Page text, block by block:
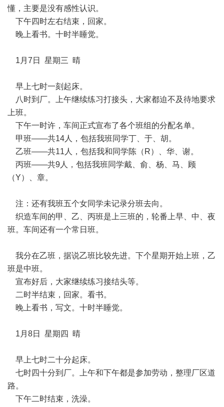
懂，主要是没有感性认识。
下午四时左右结束，回家。
晚上看书。十时半睡觉。
1月7日 星期三 晴
早上七时一刻起床。
八时到厂。上午继续练习打接头，大家都迫不及待地要求
上班。
下午一时许，车间正式宣布了各个班组的分配名单。
甲班——共14人，包括我班同学丁、于、胡。
乙班——共11人，包括我和同学陈（R）、华、谢。
丙班——共9人，包括我班同学戴、俞、杨、马、顾
（Y）、章。
注：还有我班五个女同学未记录分班去向。
织造车间的甲、乙、丙班是上三班的，轮番上早、中、夜
班。车间还有一个常日班。
我分在乙班，据说乙班比较先进。下个星期开始上班，乙
班是中班。
宣布好后，大家继续练习接结头等。
二时半结束，回家。看书。
晚上看书，写文。十时半睡觉。
1月8日 星期四 晴
早上七时二十分起床。
七时四十分到厂。上午和下午都是参加劳动，整理厂区道
路。
下午二时结束，洗澡。